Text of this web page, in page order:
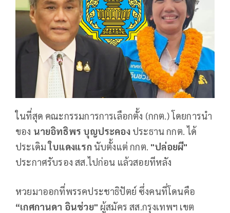
ในที่สุด คณะกรรมการการเลือกตั้ง (กกต.) โดยการนำ
ของ นายอิทธิพร บุญประคอง ประธาน กกต. ได้
ประเดิมใบแดงแรก นับตั้งแต่ กกต. "ปล่อยผี"
ประกาศรับรอง สส.ไปก่อน แล้วสอยทีหลัง
หวยมาออกที่พรรคประชาธิปัตย์ ซึ่งคนที่โดนคือ
“เกศกานดา อินช่วย" ผู้สมัคร สส.กรุงเทพฯ เขต